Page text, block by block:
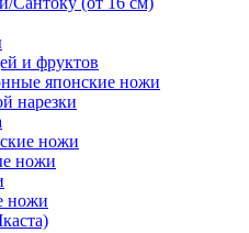
и фруктов
японские ножи
нарезки
ножи
ножи
ножи